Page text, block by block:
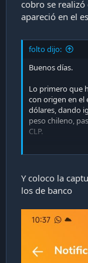
cobro se
apareció en el
folto dijo:
Buenos días.
Lo primero que
con origen en el
dólares, dando
peso chileno,
CLP.
En el primer
chilenos, el
al cambio de
Es lo mismo si
cobros que
el banco. En el
a tu deuda en
Y coloco la
los de banco